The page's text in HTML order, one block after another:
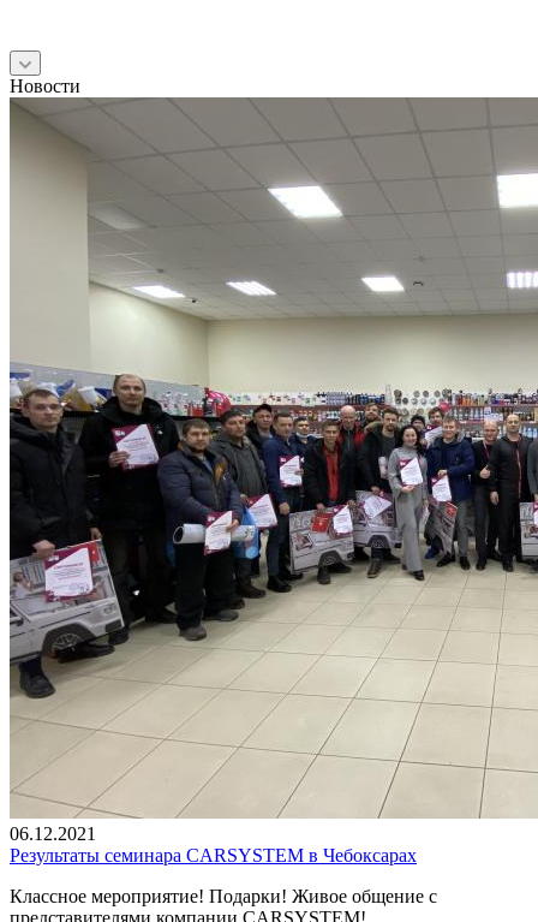
Новости
06.12.2021
Результаты семинара CARSYSTEM в Чебоксарах
Классное мероприятие! Подарки! Живое общение с